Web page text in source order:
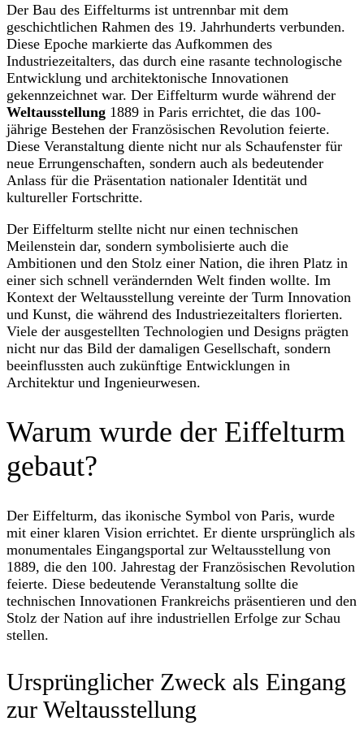
Der Bau des Eiffelturms ist untrennbar mit dem
geschichtlichen Rahmen des 19. Jahrhunderts verbunden.
Diese Epoche markierte das Aufkommen des
Industriezeitalters, das durch eine rasante technologische
Entwicklung und architektonische Innovationen
gekennzeichnet war. Der Eiffelturm wurde während der
Weltausstellung 1889 in Paris errichtet, die das 100-
jährige Bestehen der Französischen Revolution feierte.
Diese Veranstaltung diente nicht nur als Schaufenster für
neue Errungenschaften, sondern auch als bedeutender
Anlass für die Präsentation nationaler Identität und
kultureller Fortschritte.
Der Eiffelturm stellte nicht nur einen technischen
Meilenstein dar, sondern symbolisierte auch die
Ambitionen und den Stolz einer Nation, die ihren Platz in
einer sich schnell verändernden Welt finden wollte. Im
Kontext der Weltausstellung vereinte der Turm Innovation
und Kunst, die während des Industriezeitalters florierten.
Viele der ausgestellten Technologien und Designs prägten
nicht nur das Bild der damaligen Gesellschaft, sondern
beeinflussten auch zukünftige Entwicklungen in
Architektur und Ingenieurwesen.
Warum wurde der Eiffelturm
gebaut?
Der Eiffelturm, das ikonische Symbol von Paris, wurde
mit einer klaren Vision errichtet. Er diente ursprünglich als
monumentales Eingangsportal zur Weltausstellung von
1889, die den 100. Jahrestag der Französischen Revolution
feierte. Diese bedeutende Veranstaltung sollte die
technischen Innovationen Frankreichs präsentieren und den
Stolz der Nation auf ihre industriellen Erfolge zur Schau
stellen.
Ursprünglicher Zweck als Eingang
zur Weltausstellung